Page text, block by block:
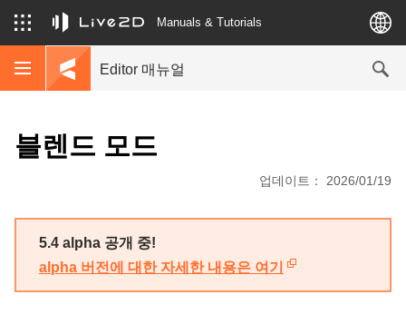
Manuals & Tutorials
Editor 매뉴얼
블렌드 모드
업데이트： 2026/01/19
5.4 alpha 공개 중!
alpha 버전에 대한 자세한 내용은 여기